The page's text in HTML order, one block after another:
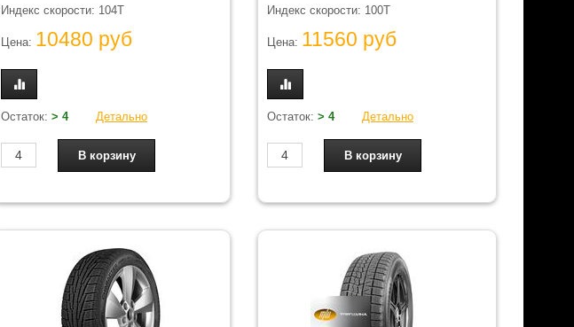
Индекс скорости: 104T
Цена: 10480 руб
Остаток: > 4 Детально
Индекс скорости: 100T
Цена: 11560 руб
Остаток: > 4 Детально